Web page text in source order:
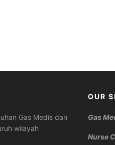
Gas Medis dan
wilayah
OUR
Gas
Nurse